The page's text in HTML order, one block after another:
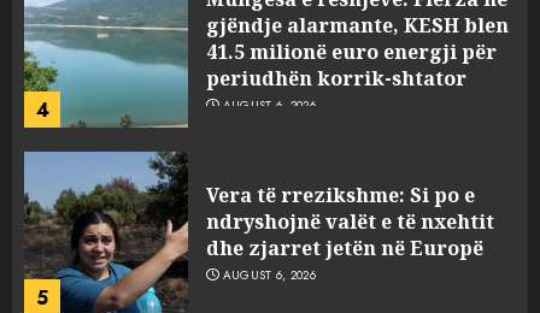
4
gjëndje alarmante, KESH blen
41.5 milionë euro energji për
periudhën korrik-shtator
AUGUST 6, 2026
5
Vera të rrezikshme: Si po e
ndryshojnë valët e të nxehtit
dhe zjarret jetën në Europë
AUGUST 6, 2026